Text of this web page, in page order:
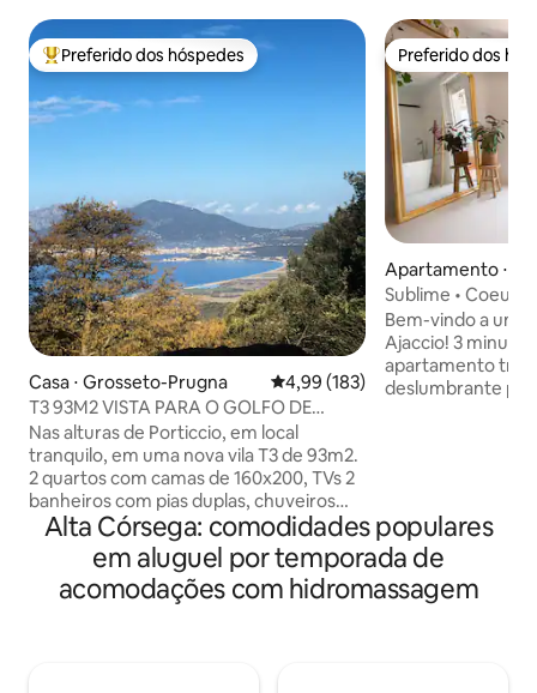
Entre os melhores preferidos dos hóspedes
Preferido dos hóspedes
Casa ⋅ Grosseto-Prugna 4,99 de uma avaliação média de
4,99 (183)
T3 93M2 VISTA PARA O GOLFO DE
AJACCIO
Nas alturas de Porticcio, em local
tranquilo, em uma nova vila T3 de 93m2.
2 quartos com camas de 160x200, TVs 2
banheiros com pias duplas, chuveiros
grandes, 2 toaletes separados Vestiário
Cozinha equipada: forno, micro-ondas,
fogão de indução, geladeira americana,
lava-louças, máquina de lavar e secar
Preferido dos
Preferido dos
Apartamento ⋅
Sublime • Coeur
e Sauna
Bem-vindo a um
Ajaccio! 3 minutos das praias: belo
apartamento
deslumbrante
restaurantes e
Perfeito para casais. 🅿️
fácil Dois estacionamentos públicos
próximos:
Alta Córsega: comodidades populares
em aluguel por temporada de
acomodações com hidromassagem